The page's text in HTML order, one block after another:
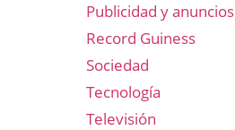
Publicidad y anuncios
Record Guiness
Sociedad
Tecnología
Televisión